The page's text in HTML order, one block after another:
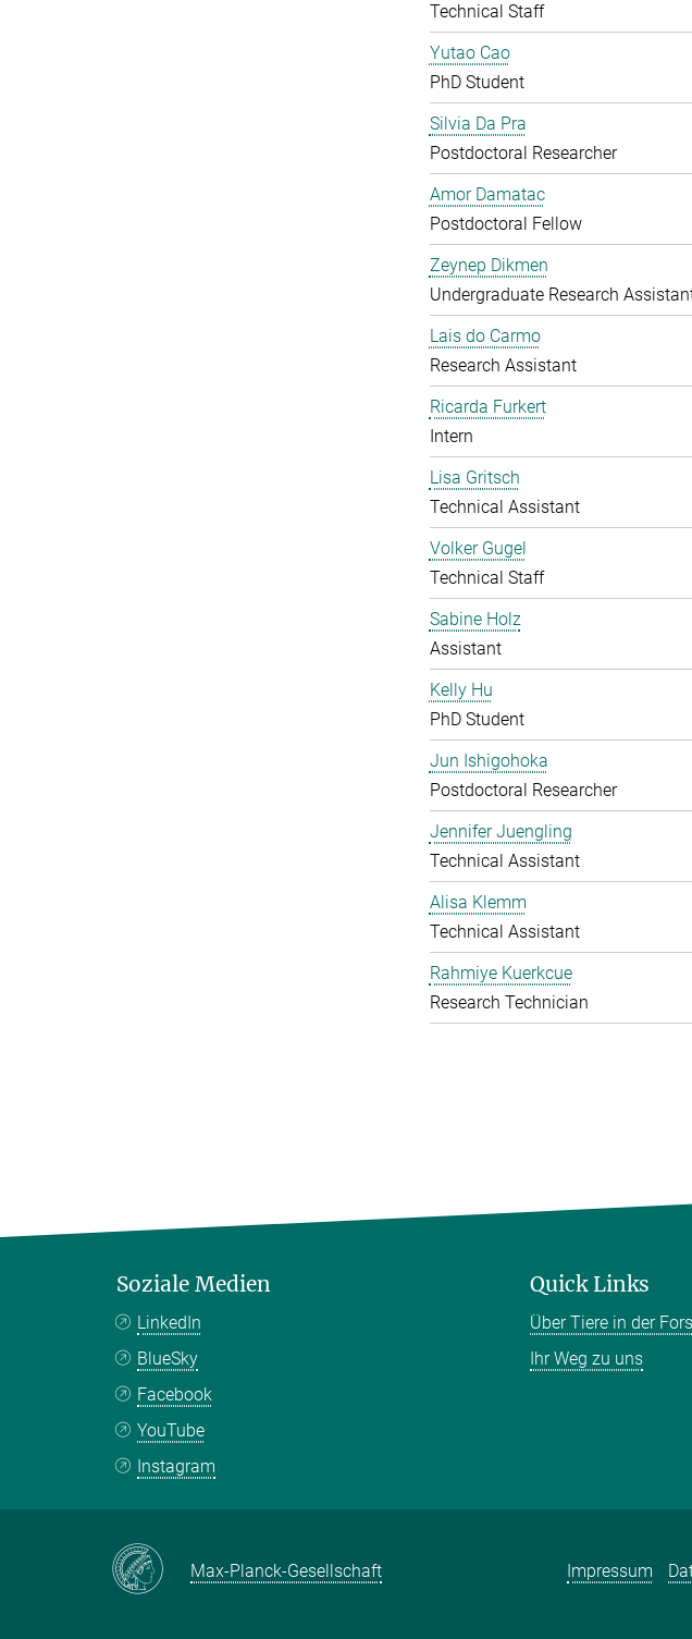
Technical Staff
Yutao Cao
PhD Student
Silvia Da Pra
Postdoctoral Researcher
Amor Damatac
Postdoctoral Fellow
Zeynep Dikmen
Undergraduate Research
Lais do Carmo
Research Assistant
Ricarda Furkert
Intern
Lisa Gritsch
Technical Assistant
Volker Gugel
Technical Staff
Sabine Holz
Assistant
Kelly Hu
PhD Student
Jun Ishigohoka
Postdoctoral Researcher
Jennifer Juengling
Technical Assistant
Alisa Klemm
Technical Assistant
Rahmiye Kuerkcue
Research Technician
Soziale Medien
LinkedIn
BlueSky
Facebook
YouTube
Instagram
Quick Links
Über Tiere in der
Ihr Weg zu uns
Max-Planck-Gesellschaft Impressum